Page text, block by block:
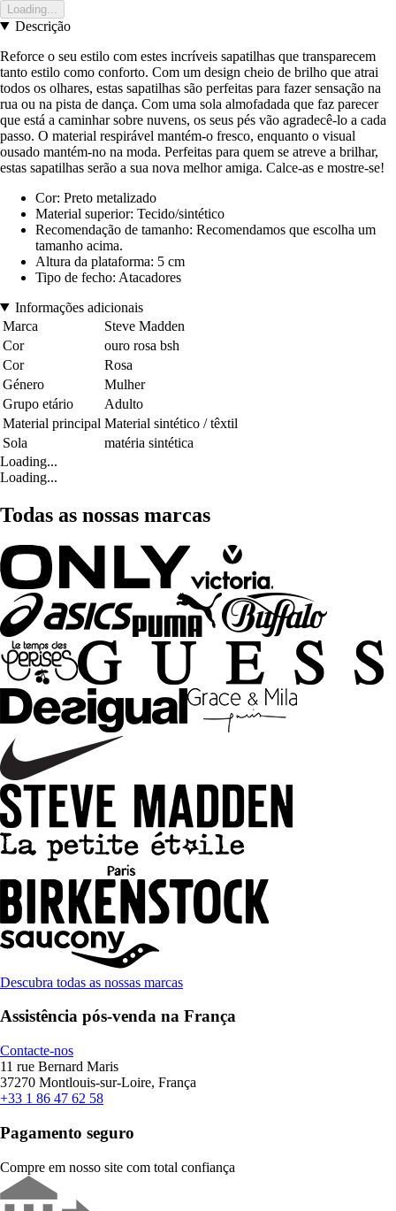
Loading...
Descrição
Reforce o seu estilo com estes incríveis sapatilhas que transparecem
tanto estilo como conforto. Com um design cheio de brilho que atrai
todos os olhares, estas sapatilhas são perfeitas para fazer sensação na
rua ou na pista de dança. Com uma sola almofadada que faz parecer
que está a caminhar sobre nuvens, os seus pés vão agradecê-lo a cada
passo. O material respirável mantém-o fresco, enquanto o visual
ousado mantém-no na moda. Perfeitas para quem se atreve a brilhar,
estas sapatilhas serão a sua nova melhor amiga. Calce-as e mostre-se!
Cor: Preto metalizado
Material superior: Tecido/sintético
Recomendação de tamanho: Recomendamos que escolha um
tamanho acima.
Altura da plataforma: 5 cm
Tipo de fecho: Atacadores
Informações adicionais
Marca
Steve Madden
Cor
ouro rosa bsh
Cor
Rosa
Género
Mulher
Grupo etário
Adulto
Material principal Material sintético / têxtil
Sola
matéria sintética
Loading...
Loading...
Todas as nossas marcas
Descubra todas as nossas marcas
Assistência pós-venda na França
Contacte-nos
11 rue Bernard Maris
37270 Montlouis-sur-Loire, França
+33 1 86 47 62 58
Pagamento seguro
Compre em nosso site com total confiança